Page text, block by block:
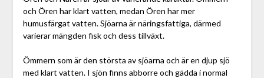
och Ören har klart vatten, medan Ören har mer
humusfärgat vatten. Sjöarna är näringsfattiga, därmed
varierar mängden fisk och dess tillväxt.
Ömmern som är den största av sjöarna och är en djup sjö
med klart vatten. I sjön finns abborre och gädda i normal